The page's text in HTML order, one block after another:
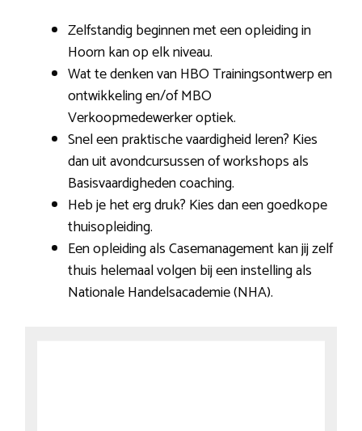
Zelfstandig beginnen met een opleiding in
Hoorn kan op elk niveau.
Wat te denken van HBO Trainingsontwerp en
ontwikkeling en/of MBO
Verkoopmedewerker optiek.
Snel een praktische vaardigheid leren? Kies
dan uit avondcursussen of workshops als
Basisvaardigheden coaching.
Heb je het erg druk? Kies dan een goedkope
thuisopleiding.
Een opleiding als Casemanagement kan jij zelf
thuis helemaal volgen bij een instelling als
Nationale Handelsacademie (NHA).